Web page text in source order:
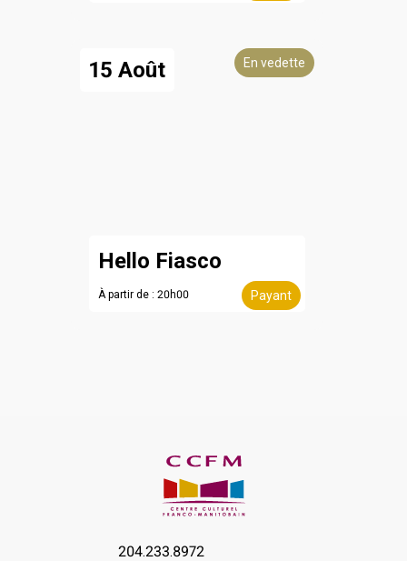
15 Août En vedette
Hello Fiasco
À partir de : 20h00 Payant
204.233.8972